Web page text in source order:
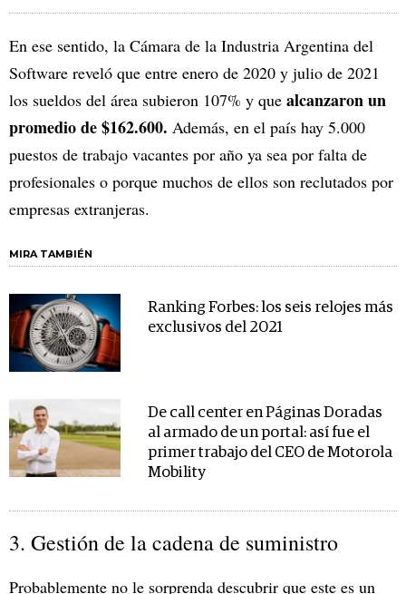
En ese sentido, la Cámara de la Industria Argentina del
Software reveló que entre enero de 2020 y julio de 2021
los sueldos del área subieron 107% y que alcanzaron un
promedio de $162.600. Además, en el país hay 5.000
puestos de trabajo vacantes por año ya sea por falta de
profesionales o porque muchos de ellos son reclutados por
empresas extranjeras.
MIRA TAMBIÉN
Ranking Forbes: los seis relojes más
exclusivos del 2021
De call center en Páginas Doradas
al armado de un portal: así fue el
primer trabajo del CEO de Motorola
Mobility
3. Gestión de la cadena de suministro
Probablemente no le sorprenda descubrir que este es un